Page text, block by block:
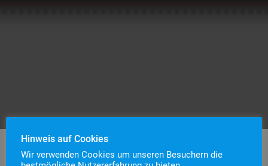
Hinweis auf Cookies
Wir verwenden Cookies um unseren Besuchern die